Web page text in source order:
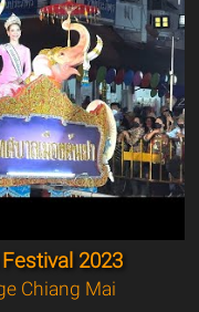
2023
Chiang Mai